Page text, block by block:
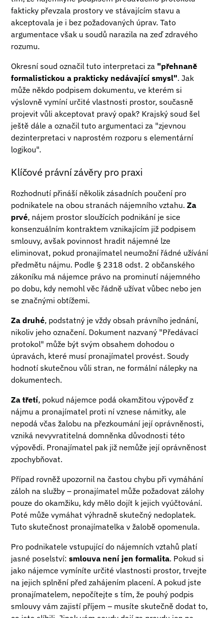
fakticky převzala prostory ve stávajícím stavu a
akceptovala je i bez požadovaných úprav. Tato
argumentace však u soudů narazila na zeď zdravého
rozumu.
Okresní soud označil tuto interpretaci za "přehnaně
formalistickou a prakticky nedávající smysl". Jak
může někdo podpisem dokumentu, ve kterém si
výslovně vymíní určité vlastnosti prostor, současně
projevit vůli akceptovat pravý opak? Krajský soud šel
ještě dále a označil tuto argumentaci za "zjevnou
dezinterpretaci v naprostém rozporu s elementární
logikou".
Klíčové právní závěry pro praxi
Rozhodnutí přináší několik zásadních poučení pro
podnikatele na obou stranách nájemního vztahu.Za
prvé, nájem prostor sloužících podnikání je sice
konsenzuálním kontraktem vznikajícím již podpisem
smlouvy, avšak povinnost hradit nájemné lze
eliminovat, pokud pronajímatel neumožní řádné užívání
předmětu nájmu. Podle § 2318 odst. 2 občanského
zákoníku má nájemce právo na prominutí nájemného
po dobu, kdy nemohl věc řádně užívat vůbec nebo jen
se značnými obtížemi.
Za druhé, podstatný je vždy obsah právního jednání,
nikoliv jeho označení. Dokument nazvaný "Předávací
protokol" může být svým obsahem dohodou o
úpravách, které musí pronajímatel provést. Soudy
hodnotí skutečnou vůli stran, ne formální nálepky na
dokumentech.
Za třetí, pokud nájemce podá okamžitou výpověď z
nájmu a pronajímatel proti ní vznese námitky, ale
nepodá včas žalobu na přezkoumání její oprávněnosti,
vzniká nevyvratitelná domněnka důvodnosti této
výpovědi. Pronajímatel pak již nemůže její oprávněnost
zpochybňovat.
Případ rovněž upozornil na častou chybu při vymáhání
záloh na služby – pronajímatel může požadovat zálohy
pouze do okamžiku, kdy mělo dojít k jejich vyúčtování.
Poté může vymáhat výhradně skutečný nedoplatek.
Tuto skutečnost pronajímatelka v žalobě opomenula.
Pro podnikatele vstupující do nájemních vztahů platí
jasné poselství:smlouva není jen formalita. Pokud si
jako nájemce vymíníte určité vlastnosti prostor, trvejte
na jejich splnění před zahájením placení. A pokud jste
pronajímatelem, nepočítejte s tím, že pouhý podpis
smlouvy vám zajistí příjem – musíte skutečně dodat to,